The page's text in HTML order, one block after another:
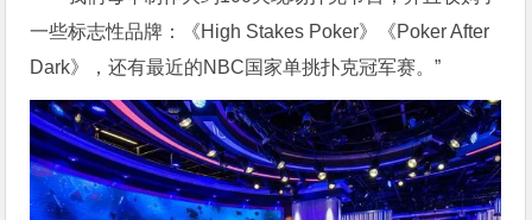
一些标志性品牌：《High Stakes Poker》《Poker After
Dark》，还有最近的NBC国家单挑扑克冠军赛。”